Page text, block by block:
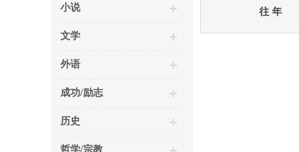
小说
文学
外语
成功/励志
历史
哲学/宗教
往 年